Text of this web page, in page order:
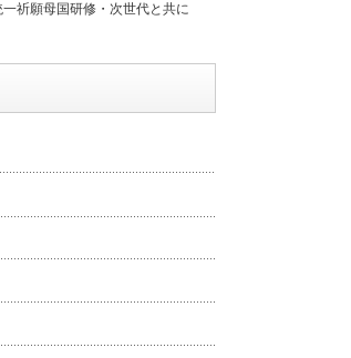
祈願母国研修・次世代と共に